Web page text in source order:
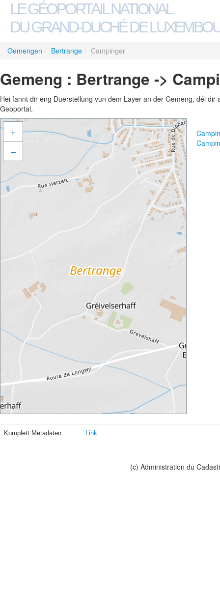
LE GÉOPORTAIL NATIONAL
DU GRAND-DUCHÉ DE
Gemengen / Bertrange / Campinger
Gemeng : Bertrange ->
Hei fannt dir eng Duerstellung vun dem Layer an der Gemeng, déi
Geoportal.
+
–
Komplett Metadaten Link
(c) Administration du